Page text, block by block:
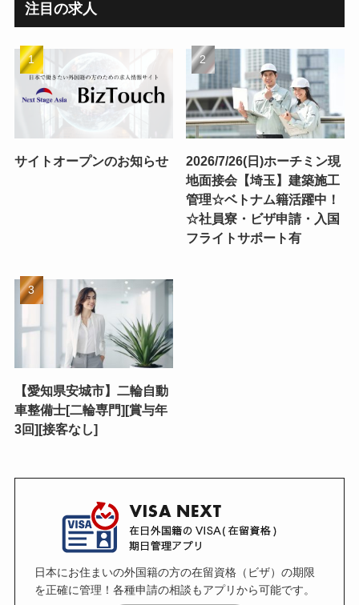
注目の求人
サイトオープンのお知らせ
2026/7/26(日)ホーチミン現
地面接会【埼玉】建築施工
管理☆ベトナム籍活躍中！
☆社員寮・ビザ申請・入国
フライトサポート有
【愛知県安城市】二輪自動
車整備士[二輪専門][賞与年
3回][接客なし]
日本にお住まいの外国籍の方の在留資格（ビザ）の期限
を正確に管理！各種申請の相談もアプリから可能です。